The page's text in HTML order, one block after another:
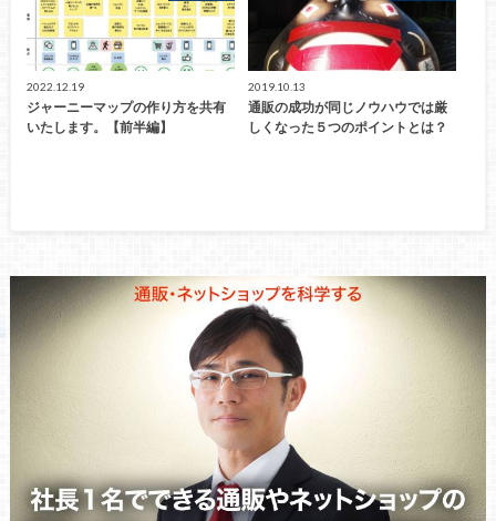
2022.12.19
ジャーニーマップの作り方を共有
いたします。【前半編】
2019.10.13
通販の成功が同じノウハウでは厳
しくなった５つのポイントとは？